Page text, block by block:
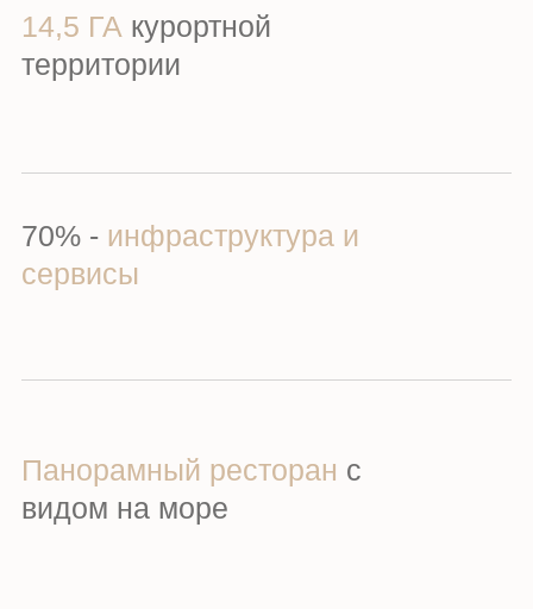
Панорамный ресторан с
видом на море
14,5 ГА курортной
территории
70% - инфраструктура и
сервисы
Подробно о расположении и